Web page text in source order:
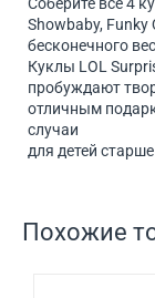
Showbaby, Funky
бесконечного
Куклы LOL
пробуждают
отличным
случаи
для детей
Похожие